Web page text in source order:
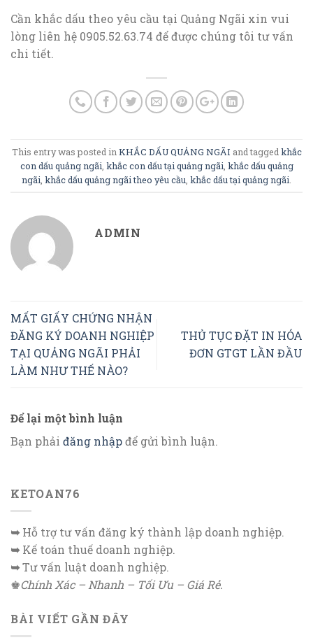
Cần khắc dấu theo yêu cầu tại Quảng Ngãi xin vui
lòng liên hệ 0905.52.63.74 để được chúng tôi tư vấn
chi tiết.
This entry was posted in KHẮC DẤU QUẢNG NGÃI and tagged khắc
con dấu quảng ngãi khắc con dấu tại quảng ngãi khắc dấu quảng
ngãi khắc dấu quảng ngãi theo yêu cầu khắc dấu tại quảng ngãi
ADMIN
MẤT GIẤY CHỨNG NHẬN
ĐĂNG KÝ DOANH NGHIỆP
TẠI QUẢNG NGÃI PHẢI
LÀM NHƯ THẾ NÀO?
THỦ TỤC ĐẶT IN HÓA
ĐƠN GTGT LẦN ĐẦU
Để lại một bình luận
Bạn phải đăng nhậpđể gửi bình luận.
KETOAN76
➥Hỗ trợ tư vấn đăng ký thành lập doanh nghiệp.
➥Kế toán thuế doanh nghiệp.
➥Tư vấn luật doanh nghiệp.
♚Chính Xác – Nhanh – Tối Ưu – Giá Rẻ.
BÀI VIẾT GẦN ĐÂY